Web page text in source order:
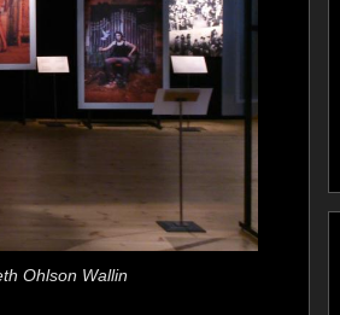
Ohlson Wallin